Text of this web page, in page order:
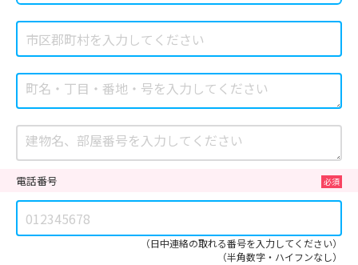
電話番号
（日中連絡の取れる番号を入力してください）
（半角数字・ハイフンなし）